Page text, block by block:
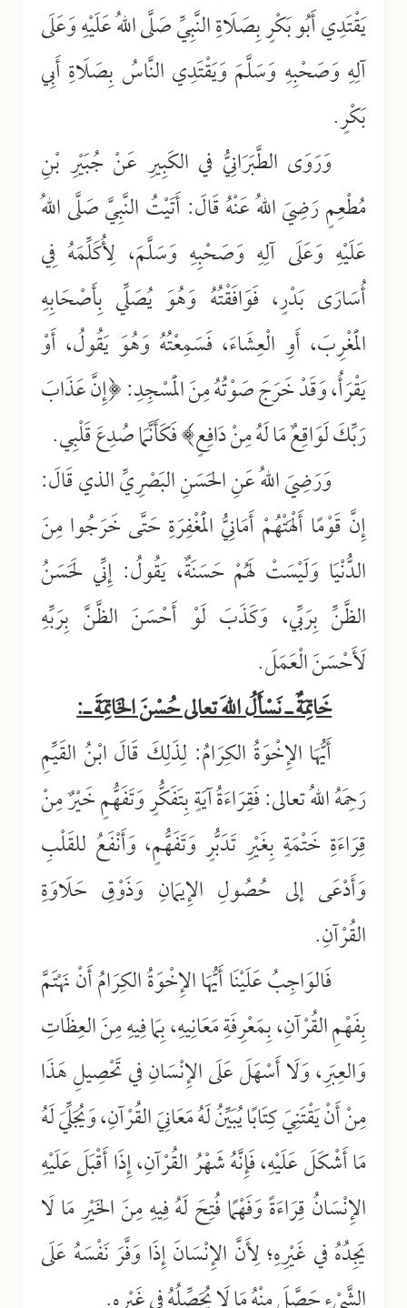
يَقْتَدِي أَبُو بَكْرٍ بِصَلَاةِ النَّبِيِّ صَلَّى اللهُ عَلَيْهِ وَعَلَى
آلِهِ وَصَحْبِهِ وَسَلَّمَ وَيَقْتَدِي النَّاسُ بِصَلَاةِ أَبِي
بَكْرٍ.
وَرَوَى الطَّبَرَانِيُّ في الكَبِيرِ عَنْ جُبَيْرِ بْنِ
مُطْعِمٍ رَضِيَ اللهُ عَنْهُ قَالَ: أَتَيْتُ النَّبِيَّ صَلَّى اللهُ
عَلَيْهِ وَعَلَى آلِهِ وَصَحْبِهِ وَسَلَّمَ، لِأُكَلِّمَهُ فِي
أُسَارَى بَدْرٍ، فَوَافَقْتُهُ وَهُوَ يُصَلِّي بِأَصْحَابِهِ
الْمَغْرِبَ، أَوِ الْعِشَاءَ، فَسَمِعْتُهُ وَهُوَ يَقُولُ، أَوْ
يَقْرَأُ، وَقَدْ خَرَجَ صَوْتُهُ مِنَ الْمَسْجِدِ: ﴿إِنَّ عَذَابَ
رَبِّكَ لَوَاقِعٌ مَا لَهُ مِنْ دَافِعٍ﴾ فَكَأَنَّمَا صُدِعَ قَلْبِي.
وَرَضِيَ اللهُ عَنِ الحَسَنِ البَصْرِيِّ الذي قَالَ:
إِنَّ قَوْمًا أَلْهَتْهُمْ أَمَانِيُّ الْمَغْفِرَةِ حَتَّى خَرَجُوا مِنَ
الدُّنْيَا وَلَيْسَتْ لَهُمْ حَسَنَةٌ، يَقُولُ: إِنِّي لَحَسَنُ
الظَّنِّ بِرَبِّي، وَكَذَبَ لَوْ أَحْسَنَ الظَّنَّ بِرَبِّهِ
لَأَحْسَنَ الْعَمَلَ.
خَاتِمَةٌ ـ نَسْأَلُ اللهَ تعالى حُسْنَ الخَاتِمَةَ ـ:
أَيُّهَا الإِخْوَةُ الكِرَامُ: لِذَلِكَ قَالَ ابْنُ القَيِّمِ
رَحِمَهُ اللهُ تعالى: فَقِرَاءَةُ آيَةٍ بِتَفَكُّرٍ وَتَفَهُّمٍ خَيْرٌ مِنْ
قِرَاءَةِ خَتْمَةٍ بِغَيْرِ تَدَبُّرٍ وَتَفَهُّمٍ، وَأَنْفَعُ للقَلْبِ
وَأَدْعَى إلى حُصُولِ الإِيمَانِ وَذَوْقِ حَلَاوَةِ
القُرْآنِ.
فَالوَاجِبُ عَلَيْنَا أَيُّهَا الإِخْوَةُ الكِرَامُ أَنْ نَهْتَمَّ
بِفَهْمِ القُرْآنِ، بِمَعْرِفَةِ مَعَانِيهِ، بِمَا فِيهِ مِنَ العِظَاتِ
وَالعِبَرِ، وَلَا أَسْهَلَ عَلَى الإِنْسَانِ في تَحْصِيلِ هَذَا
مِنْ أَنْ يَقْتَنِيَ كِتَابًا يُبَيِّنُ لَهُ مَعَانِيَ القُرْآنِ، وَيُجَلِّيَ لَهُ
مَا أَشْكَلَ عَلَيْهِ، فَإِنَّهُ شَهْرُ القُرْآنِ، إِذَا أَقْبَلَ عَلَيْهِ
الإِنْسَانُ قِرَاءَةً وَفَهْمًا فُتِحَ لَهُ فِيهِ مِنَ الخَيْرِ مَا لَا
يَجِدُهُ في غَيْرِهِ؛ لِأَنَّ الإِنْسَانَ إِذَا وَفَّرَ نَفْسَهُ عَلَى